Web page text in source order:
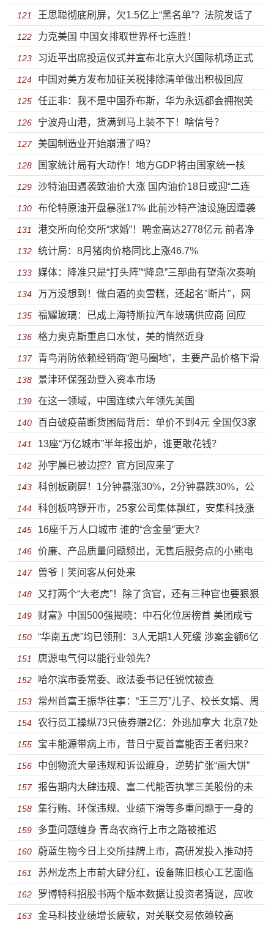
放大招了
121 王思聪彻底刷屏，欠1.5亿上“黑名单”？法院发话了
122 力克美国 中国女排取世界杯七连胜！
123 习近平出席投运仪式并宣布北京大兴国际机场正式
投入运营
124 中国对美方发布加征关税排除清单做出积极回应
125 任正非：我不是中国乔布斯，华为永远都会拥抱美
国公司
126 宁波舟山港，货满到马上装不下！啥信号？
127 美国制造业开始崩溃了吗？
128 国家统计局有大动作！地方GDP将由国家统一核
算！
129 沙特油田遇袭致油价大涨 国内油价18日或迎“二连
涨”
130 布伦特原油开盘暴涨17% 此前沙特产油设施因遭袭
减少供应
131 港交所向伦交所“求婚”！聘金高达2778亿元 前者净
利润是后者的2倍
132 统计局：8月猪肉价格同比上涨46.7%
133 媒体：降准只是“打头阵”“降息”三部曲有望渐次奏响
134 万万没想到！做白酒的卖雪糕，还起名"断片"，网
友：看到就醉了！A股玩起跨界，自己都怕？
135 福耀玻璃：已成上海特斯拉汽车玻璃供应商 回应
《美国工厂》
136 格力奥克斯重启口水仗，美的悄然近身
137 青鸟消防依赖经销商“跑马圈地”，主要产品价格下滑
致盈利隐忧
138 景津环保强劲登入资本市场
139 在这一领域，中国连续六年领先美国
140 百白破疫苗断货困局背后：单价不到4元 全国仅3家
公司在产
141 13座“万亿城市”半年报出炉，谁更敢花钱？
142 孙宇晨已被边控？官方回应来了
143 科创板刷屏！1分钟暴涨30%，2分钟暴跌30%，公
募基金大赚100亿！
144 科创板鸣锣开市，25家公司集体飘红，安集科技涨
幅高达287.85%
145 16座千万人口城市 谁的“含金量”更大？
146 价廉、产品质量问题频出，无售后服务点的小熊电
器何时能品牌化？
147 兽爷丨笑问客从何处来
148 又打两个“大老虎”！除了贪官，还有三种官也要狠狠
打
149 财富》中国500强揭晓：中石化位居榜首 美团成亏
损之王
150 “华南五虎”均已领刑：3人无期1人死缓 涉案金额6亿
151 唐源电气何以能行业领先？
152 哈尔滨市委常委、政法委书记任锐忱被查
153 常州首富王振华往事：“王三万”儿子、校长女婿、周
某某的情人？
154 农行员工操纵73只债券赚2亿：外逃加拿大 北京7处
房产被查封
155 宝丰能源带病上市，昔日宁夏首富能否王者归来？
156 中创物流大量违规和诉讼缠身，逆势扩张“画大饼”
157 报告期内大肆违规、富二代能否执掌三美股份的未
来？
158 集行贿、环保违规、业绩下滑等多重问题于一身的
金时科技上市了
159 多重问题缠身 青岛农商行上市之路被推迟
160 蔚蓝生物今日上交所挂牌上市，高研发投入推动持
续成长
161 苏州龙杰上市前大肆分红，设备陈旧核心工艺面临
淘汰风险
162 罗博特科招股书两个版本数据让投资者猜谜，应收
账款飙升至2.5亿
163 金马科技业绩增长疲软，对关联交易依赖较高